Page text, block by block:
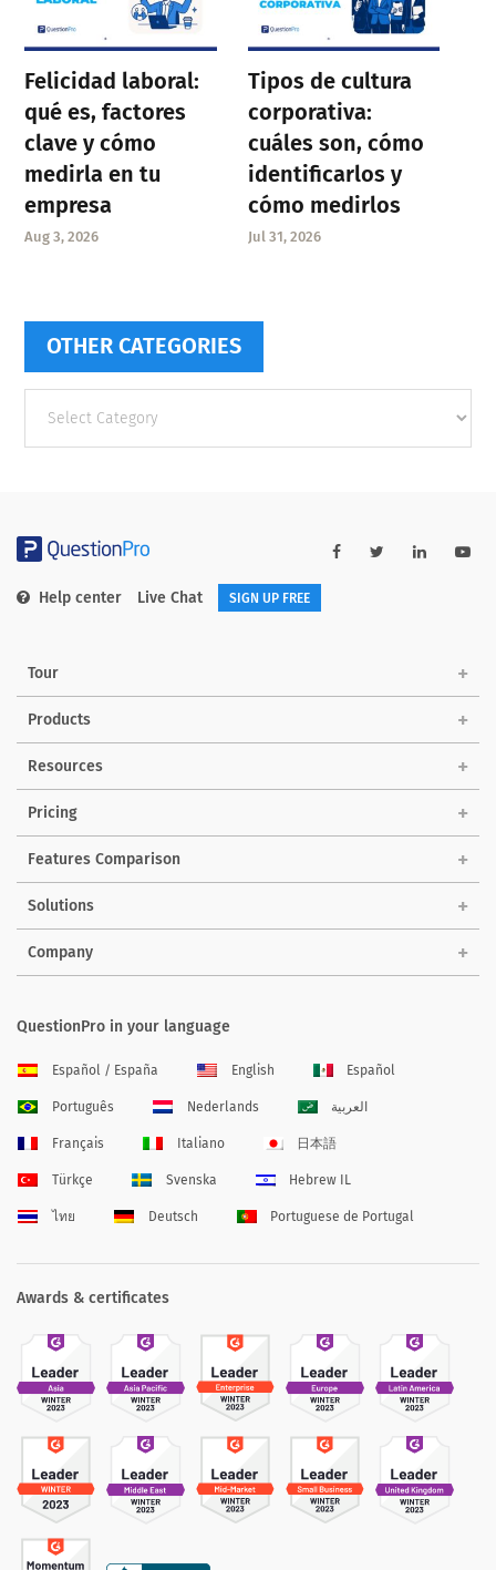
Felicidad laboral:
qué es, factores
clave y cómo
medirla en tu
empresa
Aug 3, 2026
Tipos de cultura
corporativa:
cuáles son, cómo
identificarlos y
cómo medirlos
Jul 31, 2026
OTHER CATEGORIES
categories
Help center Live Chat SIGN UP FREE
Tour
Products
Resources
Pricing
Features Comparison
Solutions
Company
QuestionPro in your language
Español / España English Español
Português Nederlands العربية
Français Italiano 日本語
Türkçe Svenska Hebrew IL
ไทย Deutsch Portuguese de Portugal
Awards & certificates